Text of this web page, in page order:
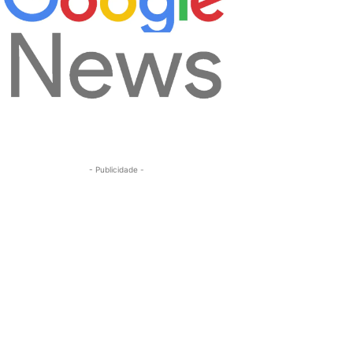
- Publicidade -